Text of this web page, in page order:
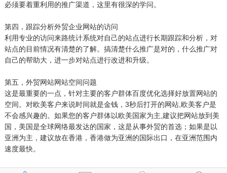
必须要着重利用的推广渠道，这里有很深的学问。
第四，跟踪分析外贸企业网站的访问
利用专业的访问来路统计系统对自己的站点进行长期跟踪和分析，对
站点的目前情况有清楚的了解。搞清楚什么推广是对的，什么推广对
自己的帮助大，进一步对站点进行改进和升级。
第五，外贸网站网站空间问题
这是最重要的一点，针对主要的客户群体百度优化选择好放置网站的
空间。对欧美客户来说时间就是金钱，3秒后打开的网站,欧美客户是
不会感兴趣的。如果您的客户群体以欧美国家为主,建议把网站放到美
国，美国是全球网络最发达的国家，这是从事外贸的首选；如果是以
亚洲为主，建议放在香港，香港做为亚洲的国际出口，在亚洲范围内
速度最快。